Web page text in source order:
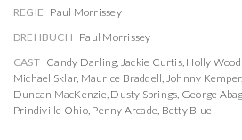
REGIE Paul Morrissey
DREHBUCH Paul Morrissey
CAST Candy Darling, Jackie Curtis, Holly
Michael Sklar, Maurice Braddell, Johnny Kemper,
Duncan MacKenzie, Dusty Springs, George
Prindiville Ohio, Penny Arcade, Betty Blue